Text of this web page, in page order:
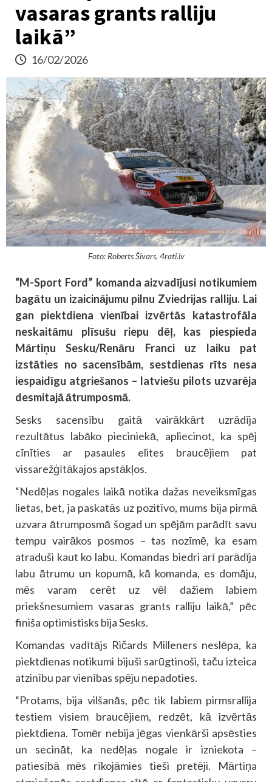
vasaras grants ralliju
laikā”
16/02/2026
Foto: Roberts Šivars, 4rati.lv
“M-Sport Ford” komanda aizvadījusi notikumiem
bagātu un izaicinājumu pilnu Zviedrijas ralliju. Lai
gan piektdiena vienībai izvērtās katastrofāla
neskaitāmu plīsušu riepu dēļ, kas piespieda
Mārtiņu Sesku/Renāru Franci uz laiku pat
izstāties no sacensībām, sestdienas rīts nesa
iespaidīgu atgriešanos – latviešu pilots uzvarēja
desmitajā ātrumposmā.
Sesks sacensību gaitā vairākkārt uzrādīja
rezultātus labāko pieciniekā, apliecinot, ka spēj
cīnīties ar pasaules elites braucējiem pat
vissarežģītākajos apstākļos.
“Nedēļas nogales laikā notika dažas neveiksmīgas
lietas, bet, ja paskatās uz pozitīvo, mums bija pirmā
uzvara ātrumposmā šogad un spējām parādīt savu
tempu vairākos posmos – tas nozīmē, ka esam
atraduši kaut ko labu. Komandas biedri arī parādīja
labu ātrumu un kopumā, kā komanda, es domāju,
mēs varam cerēt uz vēl dažiem labiem
priekšnesumiem vasaras grants ralliju laikā,” pēc
finiša optimistisks bija Sesks.
Komandas vadītājs Ričards Milleners neslēpa, ka
piektdienas notikumi bijuši sarūgtinoši, taču izteica
atzinību par vienības spēju nepadoties.
“Protams, bija vilšanās, pēc tik labiem pirmsrallija
testiem visiem braucējiem, redzēt, kā izvērtās
piektdiena. Tomēr nebija jēgas vienkārši apsēsties
un secināt, ka nedēļas nogale ir izniekota –
patiesībā mēs rīkojāmies tieši pretēji. Mārtiņa